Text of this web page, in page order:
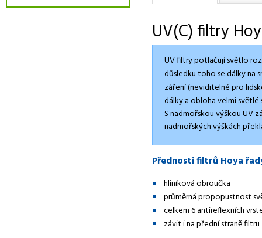
UV(C) filtry
UV filtry potlačují světlo
důsledku toho se dálky na
záření (neviditelné pro
dálky a obloha velmi
S nadmořskou výškou UV
nadmořských výškách
Přednosti filtrů Hoya
hliníková obroučka
průměrná propopustnost
celkem 6 antireflexních
závit i na přední straně filtru